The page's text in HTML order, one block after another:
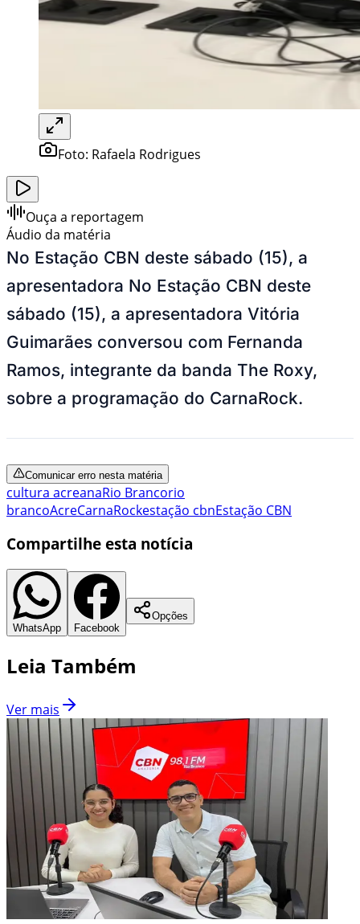
Foto: Rafaela Rodrigues
Ouça a reportagem
Áudio da matéria
No Estação CBN deste sábado (15), a
apresentadora No Estação CBN deste
sábado (15), a apresentadora Vitória
Guimarães conversou com Fernanda
Ramos, integrante da banda The Roxy,
sobre a programação do CarnaRock.
Comunicar erro nesta matéria
cultura acreanaRio Brancorio
brancoAcreCarnaRockestação cbnEstação CBN
Compartilhe esta notícia
WhatsApp Facebook
Opções
Leia Também
Ver mais